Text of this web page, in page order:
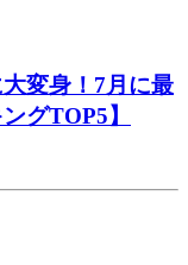
変身！7月に最
グTOP5】